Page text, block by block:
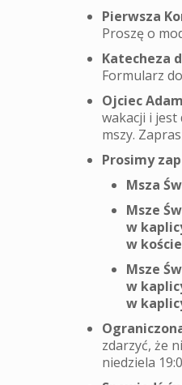
Pierwsza
Proszę o
Katecheza
Formularz
Ojciec
wakacji i
mszy.
Prosimy
Msza
Msze
w
w
Msze
w
w
zdarzyć, że
niedziela